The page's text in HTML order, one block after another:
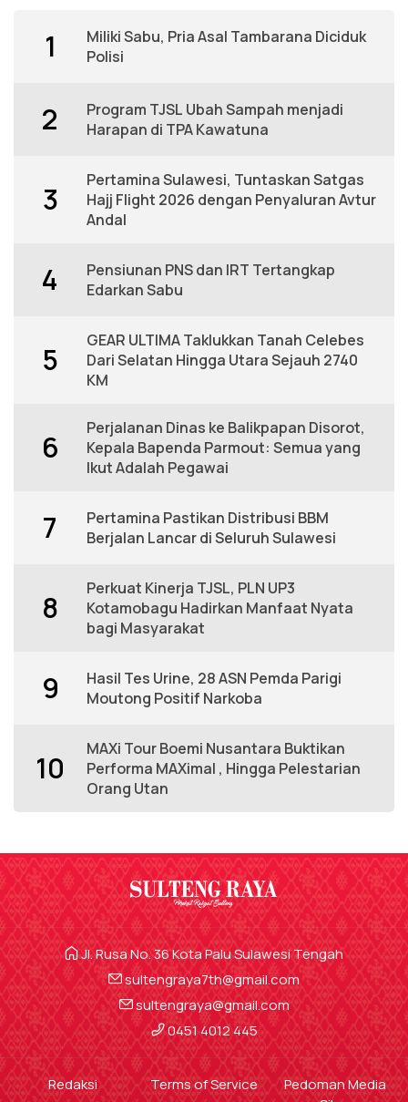
1
Miliki Sabu, Pria Asal Tambarana Diciduk
Polisi
2
Program TJSL Ubah Sampah menjadi
Harapan di TPA Kawatuna
3
Pertamina Sulawesi, Tuntaskan Satgas
Hajj Flight 2026 dengan Penyaluran Avtur
Andal
4
Pensiunan PNS dan IRT Tertangkap
Edarkan Sabu
5
GEAR ULTIMA Taklukkan Tanah Celebes
Dari Selatan Hingga Utara Sejauh 2740
KM
6
Perjalanan Dinas ke Balikpapan Disorot,
Kepala Bapenda Parmout: Semua yang
Ikut Adalah Pegawai
7
Pertamina Pastikan Distribusi BBM
Berjalan Lancar di Seluruh Sulawesi
8
Perkuat Kinerja TJSL, PLN UP3
Kotamobagu Hadirkan Manfaat Nyata
bagi Masyarakat
9
Hasil Tes Urine, 28 ASN Pemda Parigi
Moutong Positif Narkoba
10
MAXi Tour Boemi Nusantara Buktikan
Performa MAXimal , Hingga Pelestarian
Orang Utan
Jl. Rusa No. 36 Kota Palu Sulawesi Tengah
sultengraya7th@gmail.com
sultengraya@gmail.com
0451 4012 445
Redaksi Terms of Service
Pedoman Media